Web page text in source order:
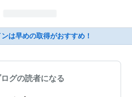
は早めの取得がおすすめ！
グの読者になる